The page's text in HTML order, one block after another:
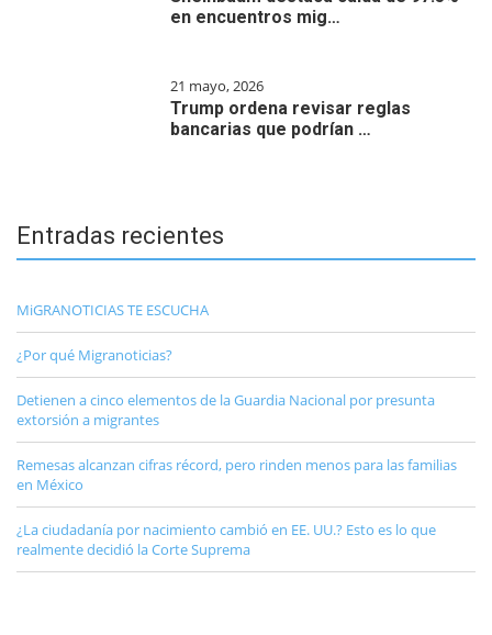
en encuentros mig…
21 mayo, 2026
Trump ordena revisar reglas
bancarias que podrían …
Entradas recientes
MiGRANOTICIAS TE ESCUCHA
¿Por qué Migranoticias?
Detienen a cinco elementos de la Guardia Nacional por presunta
extorsión a migrantes
Remesas alcanzan cifras récord, pero rinden menos para las familias
en México
¿La ciudadanía por nacimiento cambió en EE. UU.? Esto es lo que
realmente decidió la Corte Suprema